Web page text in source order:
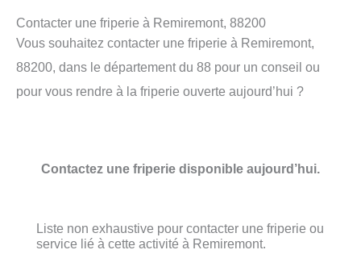
Contacter une friperie à Remiremont, 88200
Vous souhaitez contacter une friperie à Remiremont,
88200, dans le département du 88 pour un conseil ou
pour vous rendre à la friperie ouverte aujourd’hui ?
Contactez une friperie disponible aujourd’hui.
Liste non exhaustive pour contacter une friperie ou
service lié à cette activité à Remiremont.